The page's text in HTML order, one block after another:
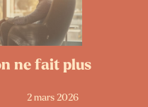
ne fait plus
2 mars 2026